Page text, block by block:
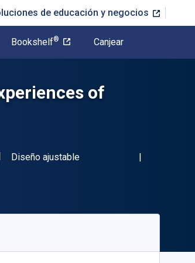
de educación y negocios
Bookshelf® Canjear
of
13 9781663240088"
Formato
Diseño ajustable